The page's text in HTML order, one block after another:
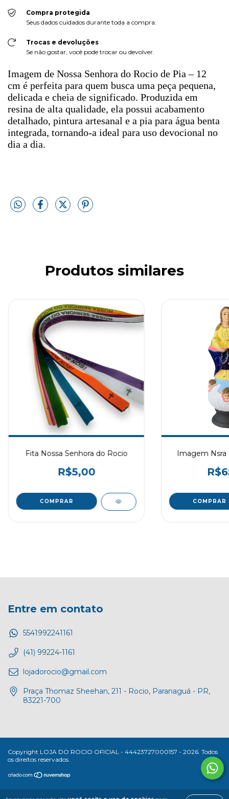
Compra protegida
Seus dados cuidados durante toda a compra.
Trocas e devoluções
Se não gostar, você pode trocar ou devolver.
Imagem de Nossa Senhora do Rocio de Pia – 12
cm é perfeita para quem busca uma peça pequena,
delicada e cheia de significado. Produzida em
resina de alta qualidade, ela possui acabamento
detalhado, pintura artesanal e a pia para água benta
integrada, tornando-a ideal para uso devocional no
dia a dia.
Produtos similares
Fita Nossa Senhora do Rocio
R$5,00
Imagem Nsra
Entre em contato
5541992241161
(41) 99224-1161
lojadorocio@gmail.com
Praça Thomaz Sheehan, 211 - Rocio, Paranaguá - PR,
83221-700
Copyright LOJA DO ROCIO OFICIAL - 44423727000157 - 2026. Todos
os direitos reservados.